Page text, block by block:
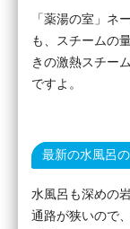
「薬湯の室」ネ
も、スチームの
きの激熱スチー
ですよ。
最新の水風呂
水風呂も深めの
通路が狭いので